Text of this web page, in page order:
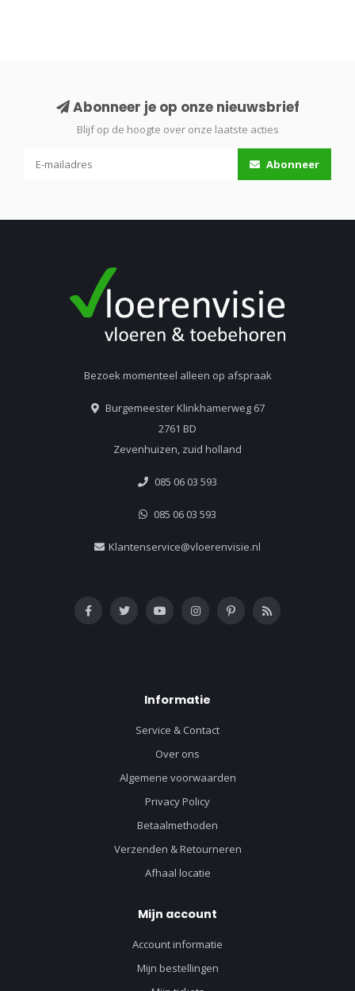
Abonneer je op onze nieuwsbrief
Blijf op de hoogte over onze laatste acties
Abonneer
Bezoek momenteel alleen op afspraak
Burgemeester Klinkhamerweg 67
2761 BD
Zevenhuizen, zuid holland
085 06 03 593
085 06 03 593
Klantenservice@vloerenvisie.nl
Informatie
Service & Contact
Over ons
Algemene voorwaarden
Privacy Policy
Betaalmethoden
Verzenden & Retourneren
Afhaal locatie
Mijn account
Account informatie
Mijn bestellingen